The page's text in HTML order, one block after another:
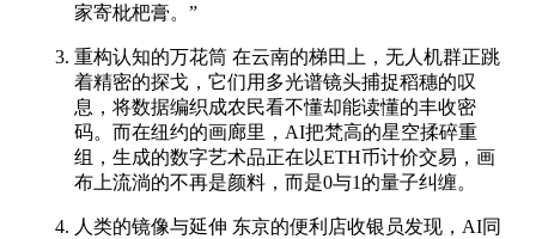
家寄枇杷膏。”
重构认知的万花筒 在云南的梯田上，无人机群正跳
着精密的探戈，它们用多光谱镜头捕捉稻穗的叹
息，将数据编织成农民看不懂却能读懂的丰收密
码。而在纽约的画廊里，AI把梵高的星空揉碎重
组，生成的数字艺术品正在以ETH币计价交易，画
布上流淌的不再是颜料，而是0与1的量子纠缠。
人类的镜像与延伸 东京的便利店收银员发现，AI同